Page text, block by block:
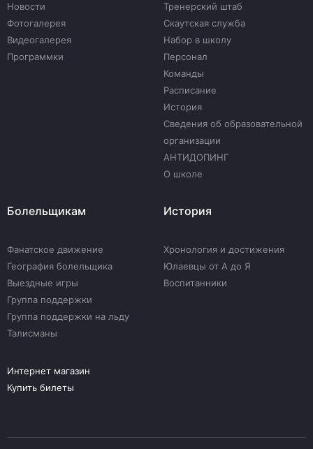
Новости
Фотогалерея
Видеогалерея
Программки
Тренерский штаб
Скаутская служба
Набор в школу
Персонал
Команды
Расписание
История
Сведения об образовательной
организации
АНТИДОПИНГ
О школе
Болельщикам
Фанатское движение
География болельщика
Выездные игры
Группа поддержки
Группа поддержки на льду
Талисманы
История
Хронология и достижения
Юлаевцы от А до Я
Воспитанники
Интернет магазин
Купить билеты